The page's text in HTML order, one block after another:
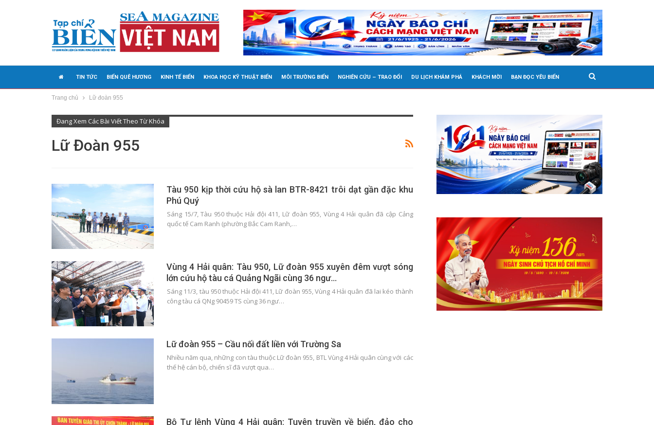
TIN TỨC BIỂN QUÊ HƯƠNG KINH TẾ BIỂN KHOA HỌC KỸ THUẬT BIỂN MÔI TRƯỜNG BIỂN NGHIÊN CỨU – TRAO ĐỔI DU LỊCH KHÁM PHÁ KHÁCH MỜI BẠN ĐỌC YÊU BIỂN
MEDIA
Trang chủ Lữ đoàn 955
Đang Xem Các Bài Viết Theo Từ Khóa
Lữ Đoàn 955
Tàu 950 kịp thời cứu hộ sà lan BTR-8421 trôi dạt gần đặc khu
Phú Quý
Sáng 15/7, Tàu 950 thuộc Hải đội 411, Lữ đoàn 955, Vùng 4 Hải quân đã cập Cảng
quốc tế Cam Ranh (phường Bắc Cam Ranh,…
Vùng 4 Hải quân: Tàu 950, Lữ đoàn 955 xuyên đêm vượt sóng
lớn cứu hộ tàu cá Quảng Ngãi cùng 36 ngư…
Sáng 11/3, tàu 950 thuộc Hải đội 411, Lữ đoàn 955, Vùng 4 Hải quân đã lai kéo thành
công tàu cá QNg 90459 TS cùng 36 ngư…
Lữ đoàn 955 – Cầu nối đất liền với Trường Sa
Nhiều năm qua, những con tàu thuộc Lữ đoàn 955, BTL Vùng 4 Hải quân cùng với các
thế hệ cán bộ, chiến sĩ đã vượt qua…
Bộ Tư lệnh Vùng 4 Hải quân: Tuyên truyền về biển, đảo cho